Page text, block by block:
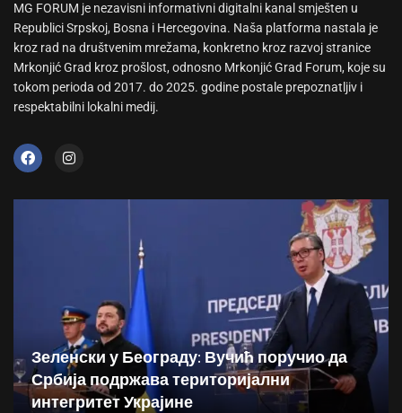
MG FORUM je nezavisni informativni digitalni kanal smješten u
Republici Srpskoj, Bosna i Hercegovina. Naša platforma nastala je
kroz rad na društvenim mrežama, konkretno kroz razvoj stranice
Mrkonjić Grad kroz prošlost, odnosno Mrkonjić Grad Forum, koje su
tokom perioda od 2017. do 2025. godine postale prepoznatljiv i
respektabilni lokalni medij.
Зеленски у Београду: Вучић поручио да
Србија подржава територијални
интегритет Украјине